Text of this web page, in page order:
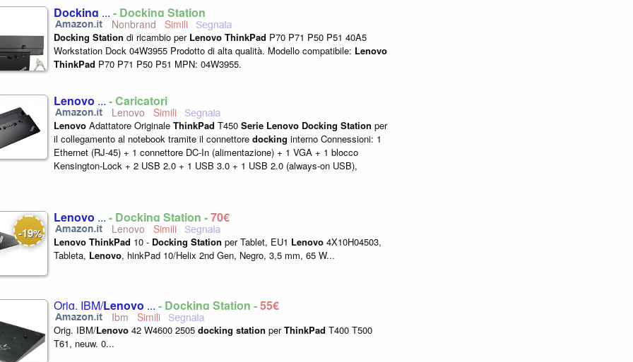
Docking ... - Docking Station
Nonbrand
Docking Station di ricambio per Lenovo ThinkPad P70 P71 P50 P51 40A5
Workstation Dock 04W3955 Prodotto di alta qualità. Modello compatibile: Lenovo
ThinkPad P70 P71 P50 P51 MPN: 04W3955.
Lenovo ... - Caricatori
Lenovo
Lenovo Adattatore Originale ThinkPad T450 Serie Lenovo Docking Station per
il collegamento al notebook tramite il connettore docking interno Connessioni: 1
Ethernet (RJ-45) + 1 connettore DC-In (alimentazione) + 1 VGA + 1 blocco
Kensington-Lock + 2 USB 2.0 + 1 USB 3.0 + 1 USB 2.0 (always-on USB),
-19%
Lenovo ... - Docking Station -70€
Lenovo
Lenovo ThinkPad 10 - Docking Station per Tablet, EU1 Lenovo 4X10H04503,
Tableta, Lenovo, hinkPad 10/Helix 2nd Gen, Negro, 3,5 mm, 65 W...
Orig. IBM/Lenovo ... - Docking Station -55€
Ibm
Orig. IBM/Lenovo 42 W4600 2505 docking station perThinkPad T400 T500
T61, neuw. 0...